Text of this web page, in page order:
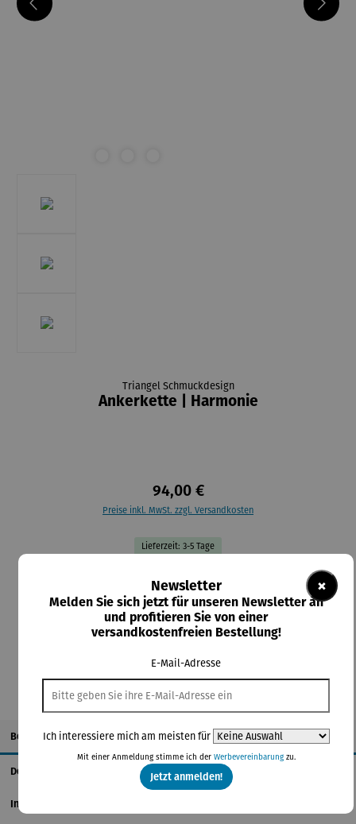
Triangel Schmuckdesign
Ankerkette | Harmonie
94,00 €
Preise inkl. MwSt. zzgl. Versandkosten
Lieferzeit: 3-5 Tage
21 mm 36 mm
In den Warenkorb
Beschreibung
Details
Informationen zum Hersteller
×
Newsletter
Melden Sie sich jetzt für unseren Newsletter an
und profitieren Sie von einer
versandkostenfreien Bestellung!
E-Mail-Adresse
Ich interessiere mich am meisten für
Mit einer Anmeldung stimme ich der Werbevereinbarungzu.
Jetzt anmelden!